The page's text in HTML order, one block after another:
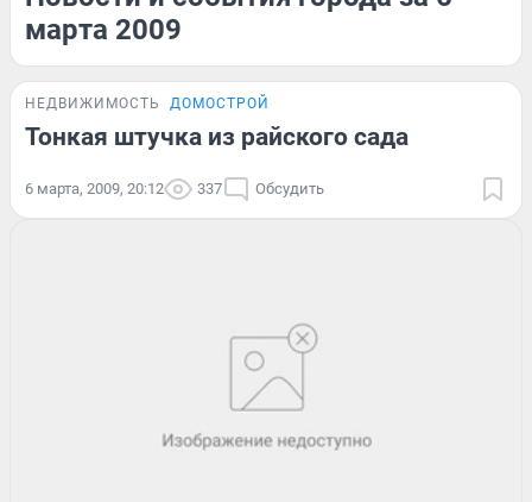
марта 2009
НЕДВИЖИМОСТЬ ДОМОСТРОЙ
Тонкая штучка из райского сада
6 марта, 2009, 20:12 337 Обсудить